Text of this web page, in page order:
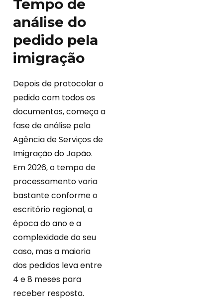
Tempo de
análise do
pedido pela
imigração
Depois de protocolar o
pedido com todos os
documentos, começa a
fase de análise pela
Agência de Serviços de
Imigração do Japão.
Em 2026, o tempo de
processamento varia
bastante conforme o
escritório regional, a
época do ano e a
complexidade do seu
caso, mas a maioria
dos pedidos leva entre
4 e 8 meses para
receber resposta.